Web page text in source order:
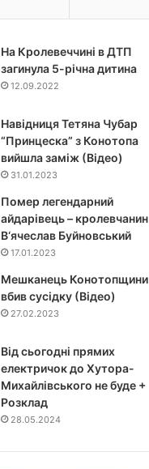
На Кролевеччині в ДТП
загинула 5-річна дитина
12.09.2022
Навідниця Тетяна Чубар
“Принцеска” з Конотопа
вийшла заміж (Відео)
31.01.2023
Помер легендарний
айдарівець – кролевчанин
В‘ячеслав Буйновський
17.01.2023
Мешканець Конотопщини
вбив сусідку (Відео)
27.02.2023
Від сьогодні прямих
електричок до Хутора-
Михайлівського не буде +
Розклад
28.05.2024